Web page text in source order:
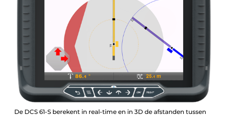
De DCS 61-S berekent in real-time en in 3D de afstanden tussen